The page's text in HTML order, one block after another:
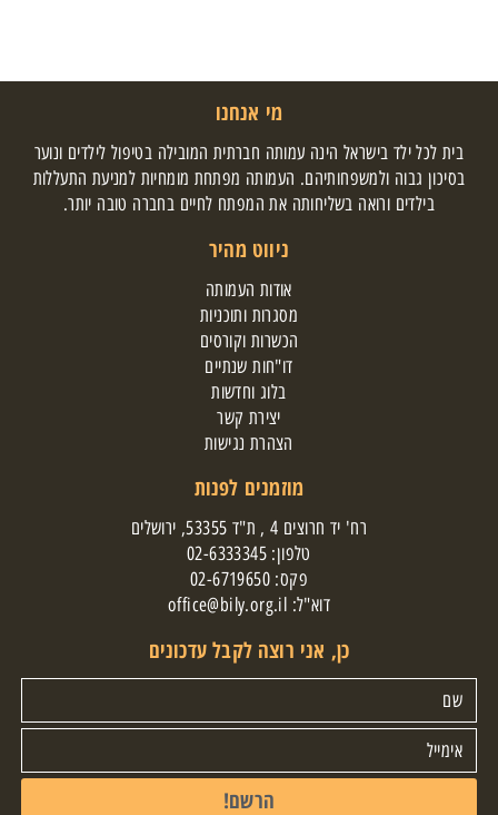
מי אנחנו
בית לכל ילד בישראל הינה עמותה חברתית המובילה בטיפול לילדים ונוער
בסיכון גבוה ולמשפחותיהם. העמותה מפתחת מומחיות למניעת התעללות
בילדים ורואה בשליחותה את המפתח לחיים בחברה טובה יותר.
ניווט מהיר
אודות העמותה
מסגרות ותוכניות
הכשרות וקורסים
דו"חות שנתיים
בלוג וחדשות
יצירת קשר
הצהרת נגישות
מוזמנים לפנות
רח' יד חרוצים 4 , ת"ד 53355, ירושלים
טלפון: 02-6333345
פקס: 02-6719650
דוא"ל: office@bily.org.il
כן, אני רוצה לקבל עדכונים
הרשם!